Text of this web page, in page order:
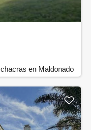
chacras en Maldonado